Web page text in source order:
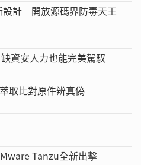
設計 開放源碼界防毒天王
資安人力也能完美駕馭
取比對原件辨真偽
Tanzu全新出擊